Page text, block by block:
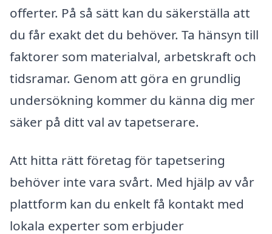
offerter. På så sätt kan du säkerställa att
du får exakt det du behöver. Ta hänsyn till
faktorer som materialval, arbetskraft och
tidsramar. Genom att göra en grundlig
undersökning kommer du känna dig mer
säker på ditt val av tapetserare.
Att hitta rätt företag för tapetsering
behöver inte vara svårt. Med hjälp av vår
plattform kan du enkelt få kontakt med
lokala experter som erbjuder